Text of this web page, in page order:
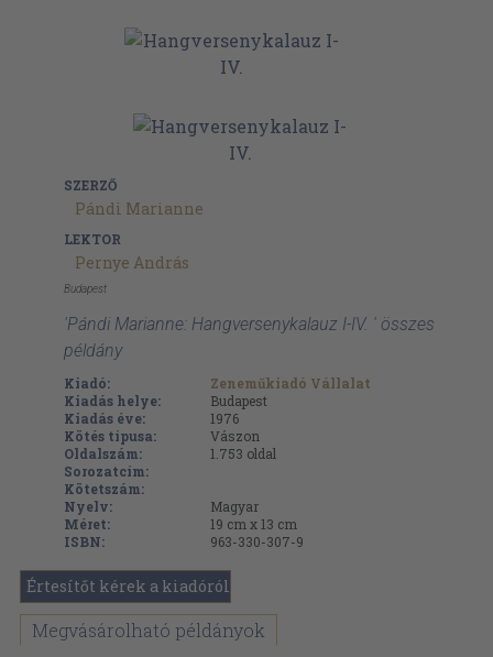
SZERZŐ
Pándi Marianne
LEKTOR
Pernye András
Budapest
'Pándi Marianne: Hangversenykalauz I-IV. ' összes
példány
Kiadó:
Zeneműkiadó Vállalat
Kiadás helye:
Budapest
Kiadás éve:
1976
Kötés típusa:
Vászon
Oldalszám:
1.753 oldal
Sorozatcím:
Kötetszám:
Nyelv:
Magyar
Méret:
19 cm x 13 cm
ISBN:
963-330-307-9
Értesítőt kérek a kiadóról
Megvásárolható példányok